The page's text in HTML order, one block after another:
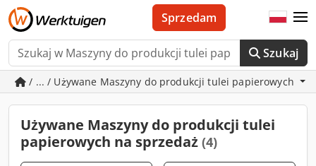
Szukaj
Sprzedam
/ ... / Używane Maszyny do produkcji tulei papierowych
Używane Maszyny do produkcji tulei
papierowych na sprzedaż (4)